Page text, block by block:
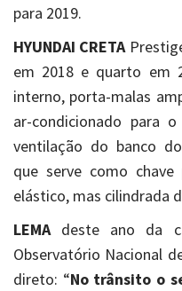
para 2019.
HYUNDAI CRETA
em 2018 e quarto em
interno, porta-malas
ar-condicionado para
ventilação do banco
que serve como
elástico, mas cilindrada
LEMAdeste ano da
Observatório Nacional
direto: “No trânsito o